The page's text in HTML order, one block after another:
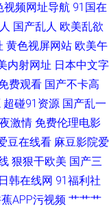
视频网址导航 91国在
国产乱人 欧美乱欲
黄色视屏网站 欧美午
内射网址 日本中文字
费观看 国产不卡高
超碰91资源 国产乱一
激情 免费伦理电影
豆在线看 麻豆影院爱
狠狠干欧美 国产三
日韩在线网 91福利社
APP污视频 艹艹艹